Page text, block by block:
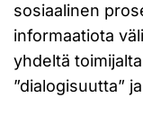
sosiaalinen
informaatiota
yhdeltä
”dialogisuutta”